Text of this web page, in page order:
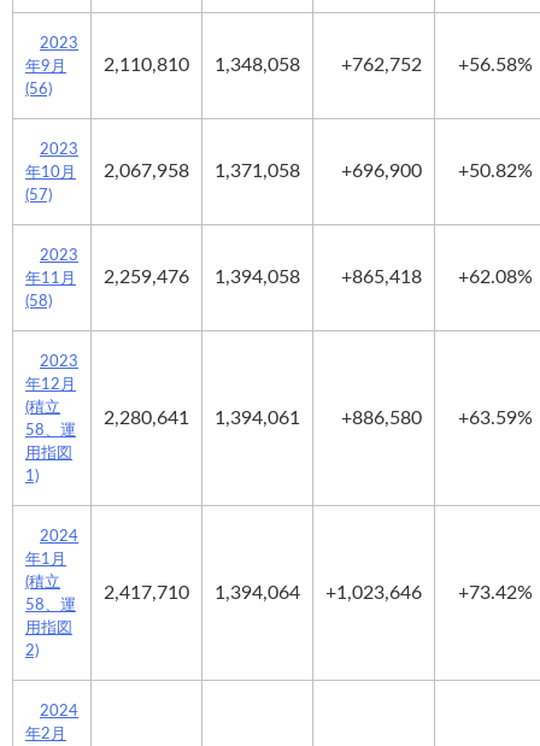
2023
年9月
(56)
2,110,810 1,348,058 +762,752 +56.58%
2023
年10月
(57)
2,067,958 1,371,058 +696,900 +50.82%
2023
年11月
(58)
2,259,476 1,394,058 +865,418 +62.08%
2023
年12月
(積立
58、運
用指図
1)
2,280,641 1,394,061 +886,580 +63.59%
2024
年1月
(積立
58、運
用指図
2)
2,417,710 1,394,064 +1,023,646 +73.42%
2024
年2月